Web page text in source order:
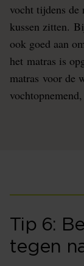
vocht tijdens de
kussen zitten.
ook goed aan
het matras is
matras voor de
Tip 6:
tegen